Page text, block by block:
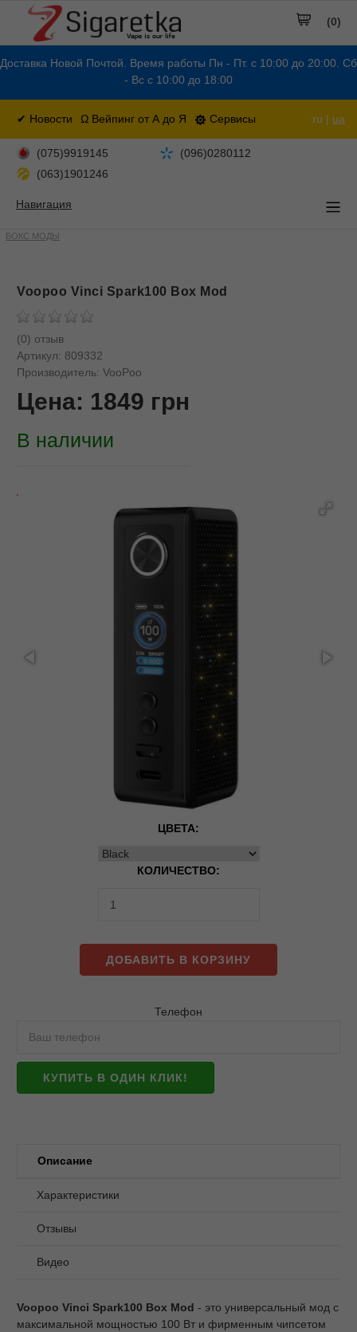
Доставка Новой Почтой. Время работы Пн - Пт. с 10:00 до 20:00. Сб
- Вс с 10:00 до 18:00
✔ Новости Ω Вейпинг от А до Я Сервисы ru | ua
(0)
(075)9919145
(096)0280112
(063)1901246
Навигация
БОКС МОДЫ
Voopoo Vinci Spark100 Box Mod
(0) отзыв
Артикул: 809332
Производитель: VooPoo
Цена: 1849 грн
В наличии
ЦВЕТА:
КОЛИЧЕСТВО:
ДОБАВИТЬ В КОРЗИНУ
Телефон
КУПИТЬ В ОДИН КЛИК!
Описание
Характеристики
Отзывы
Видео
Voopoo Vinci Spark100 Box Mod - это универсальный мод с
максимальной мощностью 100 Вт и фирменным чипсетом